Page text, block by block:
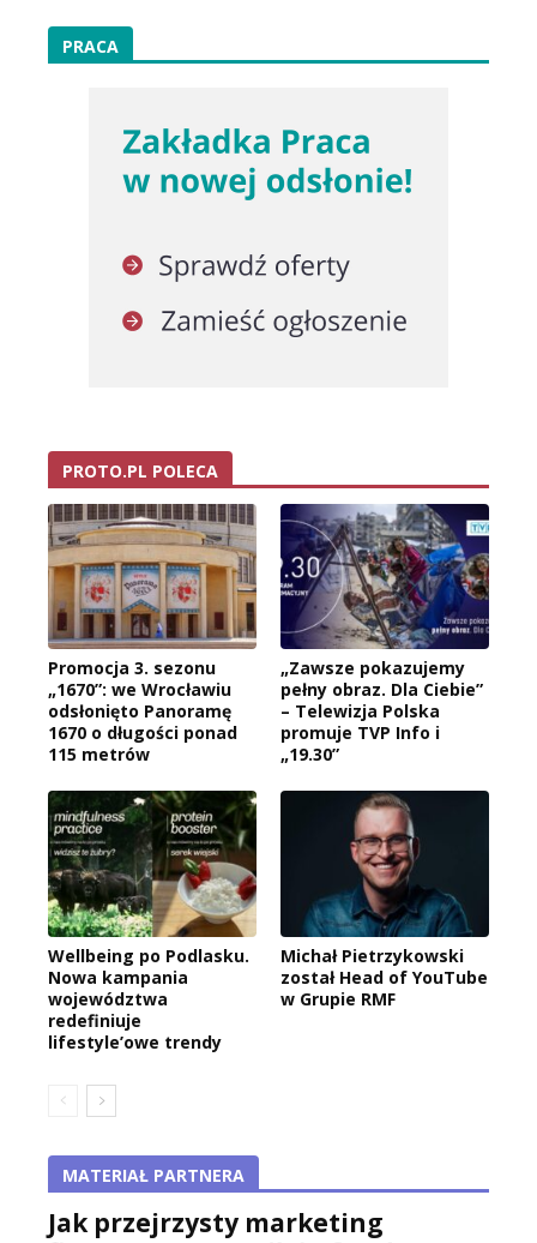
PRACA
PROTO.PL POLECA
Promocja 3. sezonu
„1670”: we Wrocławiu
odsłonięto Panoramę
1670 o długości ponad
115 metrów
„Zawsze pokazujemy
pełny obraz. Dla Ciebie”
– Telewizja Polska
promuje TVP Info i
„19.30”
Wellbeing po Podlasku.
Nowa kampania
województwa
redefiniuje
lifestyle’owe trendy
Michał Pietrzykowski
został Head of YouTube
w Grupie RMF
MATERIAŁ PARTNERA
Jak przejrzysty marketing